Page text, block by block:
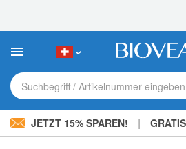
Sie:
Website
ein
Barrierefreiheitssystem.
Suchbegriff / Artikelnummer eingeben
JETZT 15% SPAREN! | GRATIS